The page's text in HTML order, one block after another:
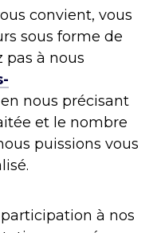
convient, vous
sous forme de
pas à nous
en nous précisant
et le nombre
puissions vous
à nos